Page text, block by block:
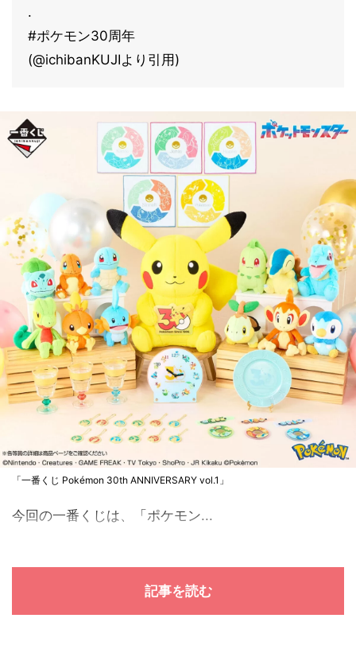
.
#ポケモン30周年
(@ichibanKUJIより引用)
「一番くじ Pokémon 30th ANNIVERSARY vol.1」
今回の一番くじは、「ポケモン...
記事を読む